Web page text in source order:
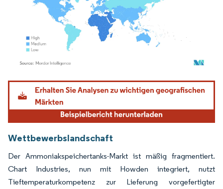
Bild © Mordor Intelligence. Wiederverwendung erfordert Namensnennung gemäß
Wettbewerbslandschaft
Der Ammoniakspeichertanks-Markt ist mäßig fragmentiert.
Chart Industries, nun mit Howden integriert, nutzt
Tieftemperaturkompetenz zur Lieferung vorgefertigter